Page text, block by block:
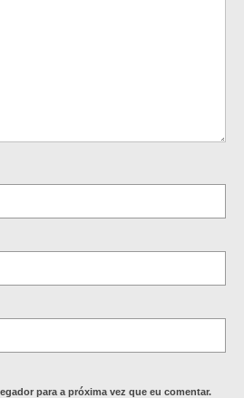
para a próxima vez que eu comentar.